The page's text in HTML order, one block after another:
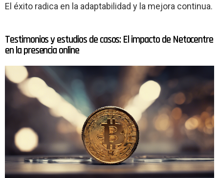
El éxito radica en la adaptabilidad y la mejora continua.
Testimonios y estudios de casos: El impacto de Netocentre
en la presencia online